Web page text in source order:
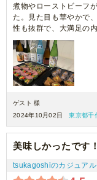
煮物やローストビーフ
た。見た目も華やかで
性も抜群で、大満足の
ゲスト 様
2024年10月02日
東京都千
美味しかったです！
tsukagoshiのカジュアル